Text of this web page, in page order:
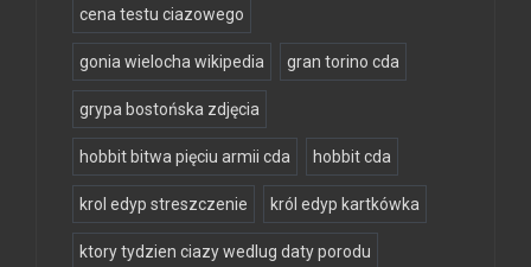
cena testu ciazowego
gonia wielocha wikipedia gran torino cda
grypa bostońska zdjęcia
hobbit bitwa pięciu armii cda hobbit cda
krol edyp streszczenie król edyp kartkówka
ktory tydzien ciazy wedlug daty porodu